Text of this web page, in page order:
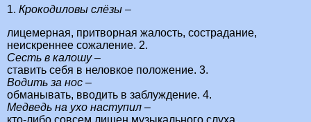
1. Крокодиловы слёзы –
лицемерная, притворная жалость, сострадание,
неискреннее сожаление. 2.
Сесть в калошу –
ставить себя в неловкое положение. 3.
Водить за нос –
обманывать, вводить в заблуждение. 4.
Медведь на ухо наступил –
кто-либо совсем лишен музыкального слуха.